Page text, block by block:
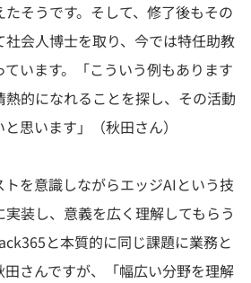
そうです。そして、修了後もその
会人博士を取り、今では特任助教
います。「こういう例もあります
的になれることを探し、その活動
思います」（秋田さん）
を意識しながらエッジAIという技
装し、意義を広く理解してもらう
と本質的に同じ課題に業務と
田さんですが、「幅広い分野を理解